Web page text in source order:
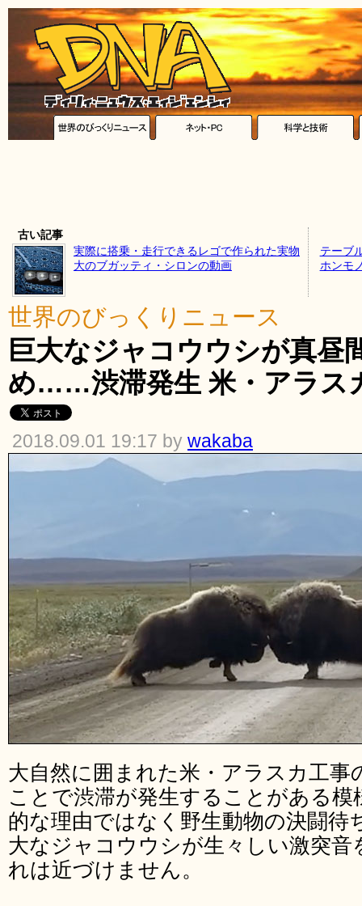
古い記事
実際に搭乗・走行できるレゴで作られた実物
大のブガッティ・シロンの動画
テーブ
ホンモ
世界のびっくりニュース
巨大なジャコウウシが真昼
め……渋滞発生 米・アラス
2018.09.01 19:17 by wakaba
大自然に囲まれた米・アラスカ工事
ことで渋滞が発生することがある模
的な理由ではなく野生動物の決闘
大なジャコウウシが生々しい激突音
れは近づけません。